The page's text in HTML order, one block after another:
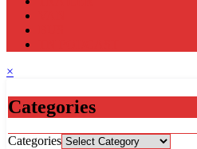
×
Categories
Categories